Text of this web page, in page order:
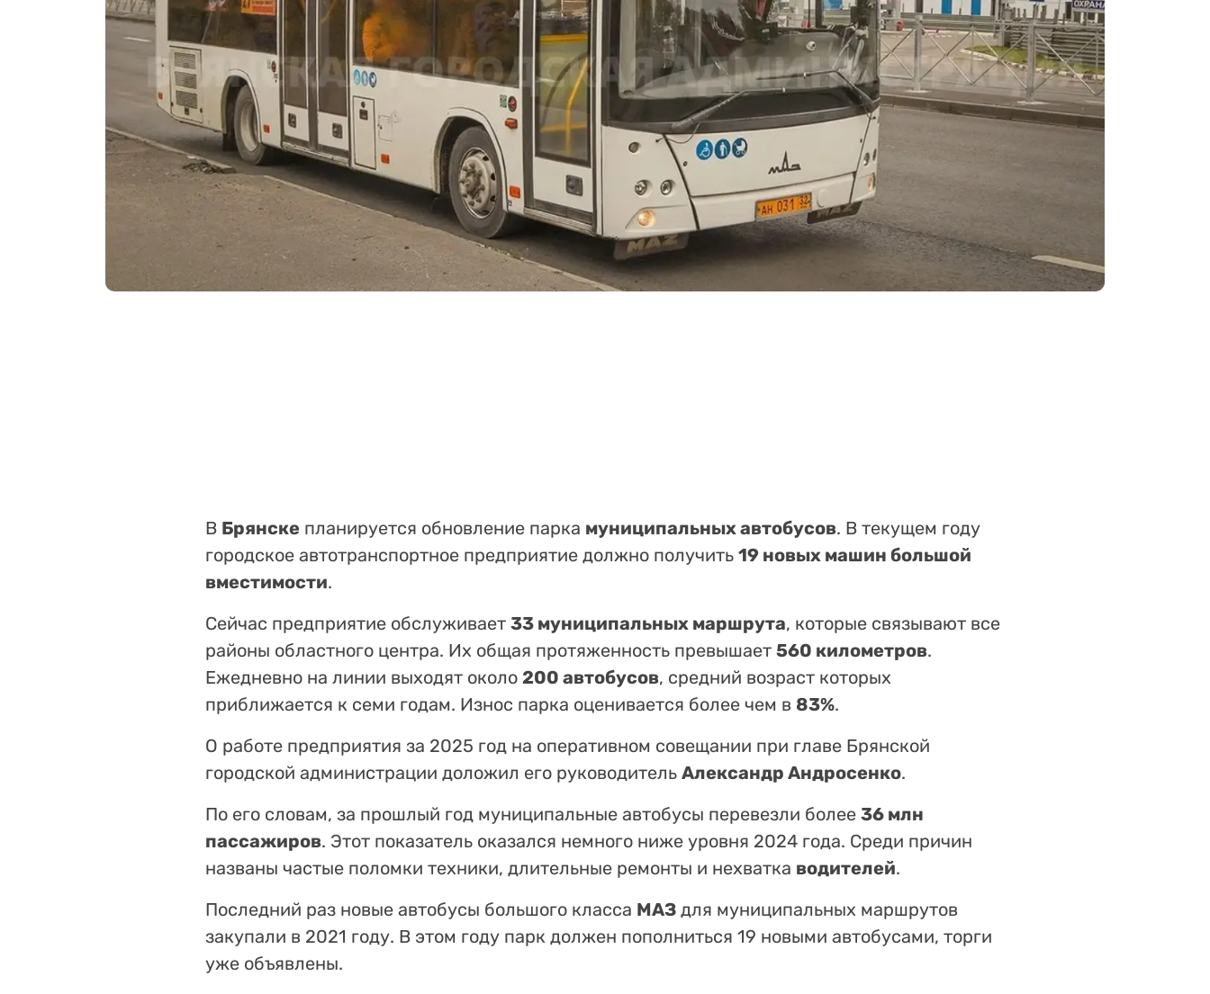
В Брянске планируется обновление парка муниципальных автобусов. В текущем году
городское автотранспортное предприятие должно получить 19 новых машин большой
вместимости.
Сейчас предприятие обслуживает 33 муниципальных маршрута, которые связывают все
районы областного центра. Их общая протяженность превышает 560 километров.
Ежедневно на линии выходят около 200 автобусов, средний возраст которых
приближается к семи годам. Износ парка оценивается более чем в 83%.
О работе предприятия за 2025 год на оперативном совещании при главе Брянской
городской администрации доложил его руководитель Александр Андросенко.
По его словам, за прошлый год муниципальные автобусы перевезли более 36 млн
пассажиров. Этот показатель оказался немного ниже уровня 2024 года. Среди причин
названы частые поломки техники, длительные ремонты и нехватка водителей.
Последний раз новые автобусы большого класса МАЗ для муниципальных маршрутов
закупали в 2021 году. В этом году парк должен пополниться 19 новыми автобусами, торги
уже объявлены.